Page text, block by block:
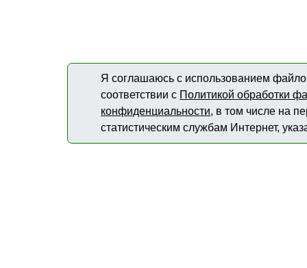
Я соглашаюсь с использованием
соответствии с Политикой обработки
конфиденциальности, в том числе на
статистическим службам Интернет,